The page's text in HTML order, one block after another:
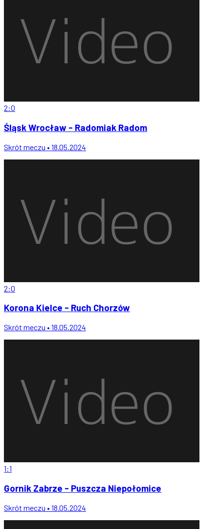
2:0
Śląsk Wrocław - Radomiak Radom
Skrót meczu • 18.05.2024
2:0
Korona Kielce - Ruch Chorzów
Skrót meczu • 18.05.2024
1:1
Gornik Zabrze - Puszcza Niepołomice
Skrót meczu • 18.05.2024